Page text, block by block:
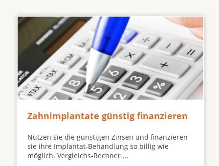
Zahnimplantate günstig finanzieren
Nutzen sie die günstigen Zinsen und finanzieren
sie ihre Implantat-Behandlung so billig wie
möglich. Vergleichs-Rechner ...